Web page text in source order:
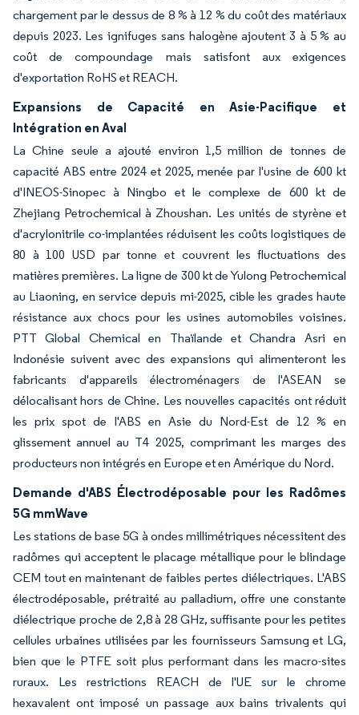
chargement par le dessus de 8 % à 12 % du coût des matériaux
depuis 2023. Les ignifuges sans halogène ajoutent 3 à 5 % au
coût de compoundage mais satisfont aux exigences
d'exportation RoHS et REACH.
Expansions de Capacité en Asie-Pacifique et
Intégration en Aval
La Chine seule a ajouté environ 1,5 million de tonnes de
capacité ABS entre 2024 et 2025, menée par l'usine de 600 kt
d'INEOS-Sinopec à Ningbo et le complexe de 600 kt de
Zhejiang Petrochemical à Zhoushan. Les unités de styrène et
d'acrylonitrile co-implantées réduisent les coûts logistiques de
80 à 100 USD par tonne et couvrent les fluctuations des
matières premières. La ligne de 300 kt de Yulong Petrochemical
au Liaoning, en service depuis mi-2025, cible les grades haute
résistance aux chocs pour les usines automobiles voisines.
PTT Global Chemical en Thaïlande et Chandra Asri en
Indonésie suivent avec des expansions qui alimenteront les
fabricants d'appareils électroménagers de l'ASEAN se
délocalisant hors de Chine. Les nouvelles capacités ont réduit
les prix spot de l'ABS en Asie du Nord-Est de 12 % en
glissement annuel au T4 2025, comprimant les marges des
producteurs non intégrés en Europe et en Amérique du Nord.
Demande d'ABS Électrodéposable pour les Radômes
5G mmWave
Les stations de base 5G à ondes millimétriques nécessitent des
radômes qui acceptent le placage métallique pour le blindage
CEM tout en maintenant de faibles pertes diélectriques. L'ABS
électrodéposable, prétraité au palladium, offre une constante
diélectrique proche de 2,8 à 28 GHz, suffisante pour les petites
cellules urbaines utilisées par les fournisseurs Samsung et LG,
bien que le PTFE soit plus performant dans les macro-sites
ruraux. Les restrictions REACH de l'UE sur le chrome
hexavalent ont imposé un passage aux bains trivalents qui